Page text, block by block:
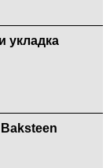
укладка